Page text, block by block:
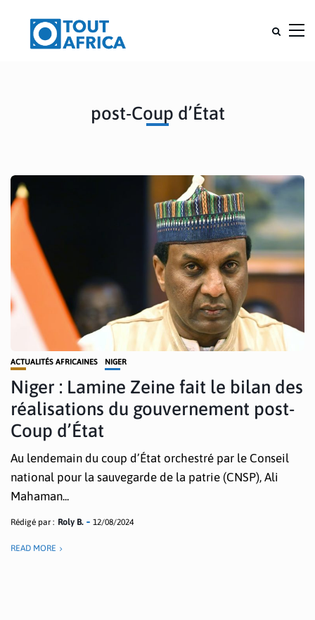
post-Coup d’État
ACTUALITÉS AFRICAINES NIGER
Niger : Lamine Zeine fait le bilan des
réalisations du gouvernement post-
Coup d’État
Au lendemain du coup d’État orchestré par le Conseil
national pour la sauvegarde de la patrie (CNSP), Ali
Mahaman...
Rédigé par : Roly B. 12/08/2024
READ MORE